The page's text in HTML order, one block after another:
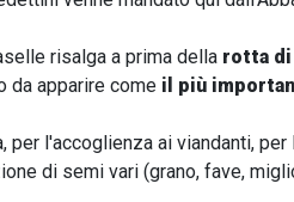
risalga a prima della rotta di
da apparire come il più
l'accoglienza ai viandanti, per
di semi vari (grano, fave,